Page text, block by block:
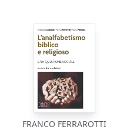
FRANCO FERRAROTTI